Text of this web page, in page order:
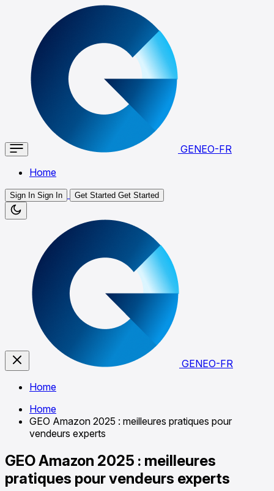
GENEO-FR
Home
Sign In Sign In Get Started Get Started
GENEO-FR
Home
Home
GEO Amazon 2025 : meilleures pratiques pour
vendeurs experts
GEO Amazon 2025 : meilleures
pratiques pour vendeurs experts